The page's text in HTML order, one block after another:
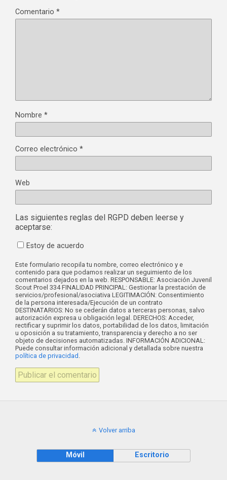
Comentario *
Nombre *
Correo electrónico *
Web
Las siguientes reglas del RGPD deben leerse y
aceptarse:
Estoy de acuerdo
Este formulario recopila tu nombre, correo electrónico y e
contenido para que podamos realizar un seguimiento de los
comentarios dejados en la web. RESPONSABLE: Asociación Juvenil
Scout Proel 334 FINALIDAD PRINCIPAL: Gestionar la prestación de
servicios/profesional/asociativa LEGITIMACIÓN: Consentimiento
de la persona interesada/Ejecución de un contrato
DESTINATARIOS: No se cederán datos a terceras personas, salvo
autorización expresa u obligación legal. DERECHOS: Acceder,
rectificar y suprimir los datos, portabilidad de los datos, limitación
u oposición a su tratamiento, transparencia y derecho a no ser
objeto de decisiones automatizadas. INFORMACIÓN ADICIONAL:
Puede consultar información adicional y detallada sobre nuestra
política de privacidad
Volver arriba
Móvil Escritorio